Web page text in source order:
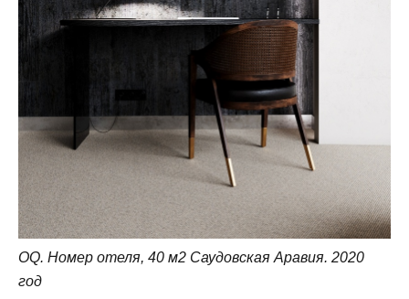
OQ. Номер отеля, 40 м2 Саудовская Аравия. 2020
год